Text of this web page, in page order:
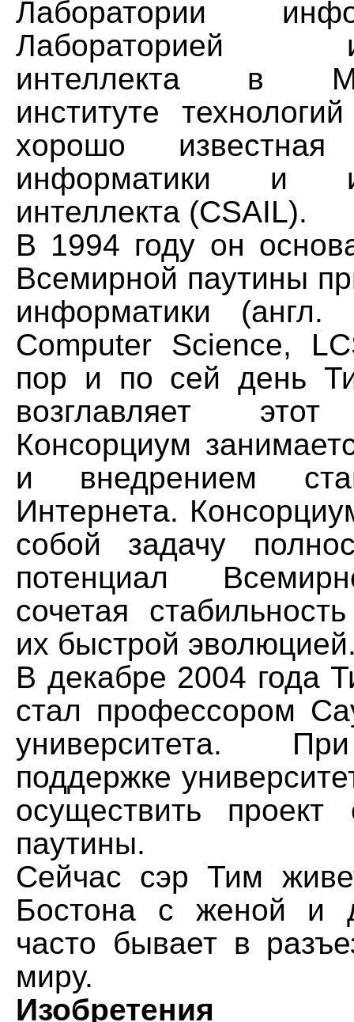
Лаборатории
Лабораторией
интеллекта в
институте
хорошо известная
информатики и
интеллекта (CSAIL).
В 1994 году он
Всемирной паутины
информатики (англ.
Computer Science,
пор и по сей день
возглавляет этот
Консорциум
и внедрением
Интернета.
собой задачу
потенциал
сочетая
их быстрой
В декабре 2004 года
стал профессором
университета.
поддержке
осуществить проект
паутины.
Сейчас сэр Тим
Бостона с женой и
часто бывает в
миру.
Изобретения